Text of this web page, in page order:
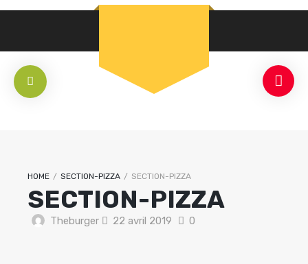
HOME / SECTION-PIZZA / SECTION-PIZZA
SECTION-PIZZA
Theburger 22 avril 2019 0